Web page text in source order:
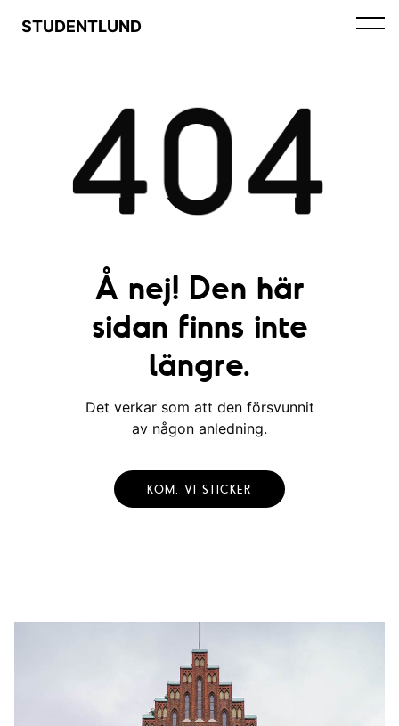
STUDENTLUND
404
Å nej! Den här
sidan finns inte
längre.
Det verkar som att den försvunnit
av någon anledning.
KOM, VI STICKER